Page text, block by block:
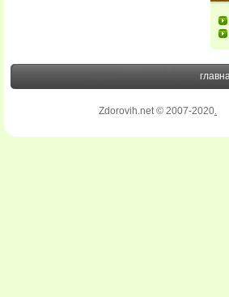
Zdorovih.net © 2007-2020